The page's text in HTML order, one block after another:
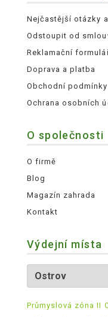
Nejčastější otázky
Odstoupit od
Reklamační
Doprava a platba
Obchodní podmínky
Ochrana osobních
O společnosti
O firmě
Blog
Magazín zahrada
Kontakt
Výdejní místa
Průmyslová zóna II